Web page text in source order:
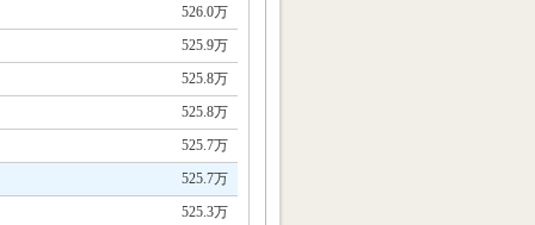
526.0万
525.9万
525.8万
525.8万
525.7万
525.7万
525.3万